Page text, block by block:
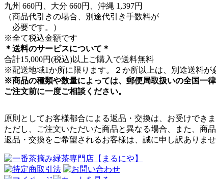
九州 660円、大分 660円、沖縄 1,397円
（商品代引きの場合、別途代引き手数料が
必要です。）
※全て税込金額です
＊送料のサービスについて＊
合計15,000円(税込)以上ご購入で送料無料
※配送地域1か所に限ります。２か所以上は、別途送料が
※商品の種類や数量によっては、郵便局取扱いの全国一
ご注文前に一度ご相談ください。
原則としてお客様都合による返品・交換は、お受けできま
ただし、ご注文いただいた商品と異なる場合、また、商
返品・交換をご希望されるお客様は、誠に申し訳ありま